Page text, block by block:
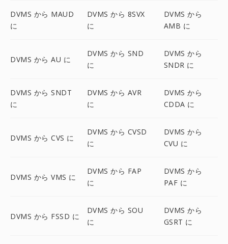
DVMS から MAUD
に
DVMS から 8SVX
に
DVMS から
AMB に
DVMS から AU に
DVMS から SND
に
DVMS から
SNDR に
DVMS から SNDT
に
DVMS から AVR
に
DVMS から
CDDA に
DVMS から CVS に
DVMS から CVSD
に
DVMS から
CVU に
DVMS から VMS に
DVMS から FAP
に
DVMS から
PAF に
DVMS から FSSD に
DVMS から SOU
に
DVMS から
GSRT に